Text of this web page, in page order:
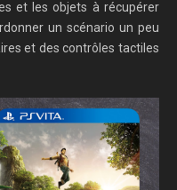
et les objets à récupérer
un scénario un peu
et des contrôles tactiles